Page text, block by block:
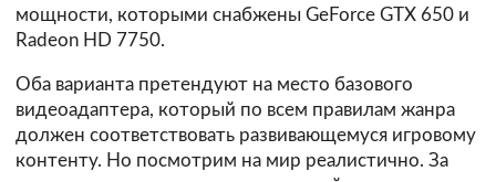
мощности, которыми снабжены GeForce GTX 650 и
Radeon HD 7750.
Оба варианта претендуют на место базового
видеоадаптера, который по всем правилам жанра
должен соответствовать развивающемуся игровому
контенту. Но посмотрим на мир реалистично. За